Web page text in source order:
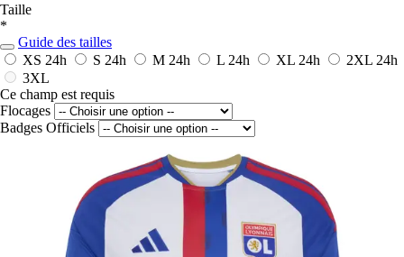
Taille
*
Guide des tailles
XS 24h S 24h M 24h L 24h XL 24h 2XL 24h
3XL
Ce champ est requis
Flocages
Badges Officiels